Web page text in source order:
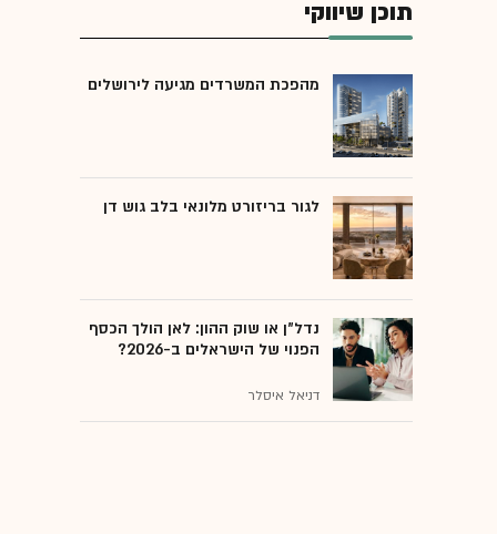
תוכן שיווקי
מהפכת המשרדים מגיעה לירושלים
לגור בריזורט מלונאי בלב גוש דן
נדל"ן או שוק ההון: לאן הולך הכסף
הפנוי של הישראלים ב-2026?
דניאל איסלר